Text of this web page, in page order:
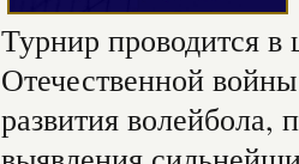
Турнир проводится в
Отечественной
развития волейбола,